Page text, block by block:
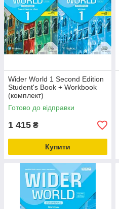
Wider World 1 Second Edition
Student's Book + Workbook
(комплект)
Готово до відправки
1 415 ₴
Купити